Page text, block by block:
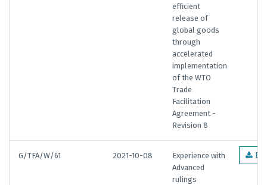
efficient
release of
global goods
through
accelerated
implementation
of the WTO
Trade
Facilitation
Agreement -
Revision 8
G/TFA/W/61 2021-10-08
Experience with
Advanced
rulings
EN